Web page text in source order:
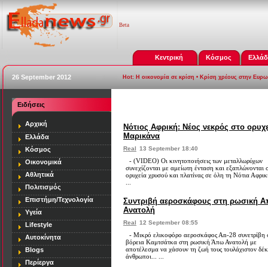
Beta
Κεντρική Κόσμος
26 September 2012 Hot: Η οικονομία σε κρίση • Κρίση χρέους στην
Ειδήσεις
Αρχική
Ελλάδα
Κόσμος
Οικονομικά
Αθλητικά
Πολιτισμός
Επιστήμη/Τεχνολογία
Υγεία
Lifestyle
Αυτοκίνητα
Blogs
Περίεργα
Νότιος Αφρική: Νέος νεκρός στο
Μαρικάνα
Real 13 September 18:40
- (VIDEO) Οι κινητοποιήσεις των μεταλλωρύχων
συνεχίζονται με αμείωτη ένταση και εξαπλώνονται
ορυχεία χρυσού και πλατίνας σε όλη τη Νότια
Συντριβή αεροσκάφους στη ρωσική
Ανατολή
Real 12 September 08:55
- Μικρό ελικοφόρο αεροσκάφος Αn-28 συνετρίβη
βόρεια Καμτσάτκα στη ρωσική Άπω Ανατολή με
αποτέλεσμα να χάσουν τη ζωή τους τουλάχιστον
άνθρωποι... ...